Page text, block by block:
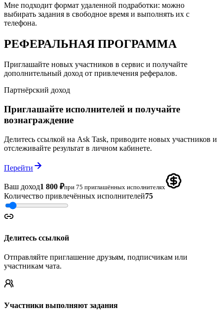
Мне подходит формат удаленной подработки: можно
выбирать задания в свободное время и выполнять их с
телефона.
РЕФЕРАЛЬНАЯ ПРОГРАММА
Приглашайте новых участников в сервис и получайте
дополнительный доход от привлечения рефералов.
Партнёрский доход
Приглашайте исполнителей и получайте
вознаграждение
Делитесь ссылкой на Ask Task, приводите новых участников и
отслеживайте результат в личном кабинете.
Перейти
Ваш доход1 800 ₽при 75 приглашённых исполнителях
Количество привлечённых исполнителей75
Делитесь ссылкой
Отправляйте приглашение друзьям, подписчикам или
участникам чата.
Участники выполняют задания